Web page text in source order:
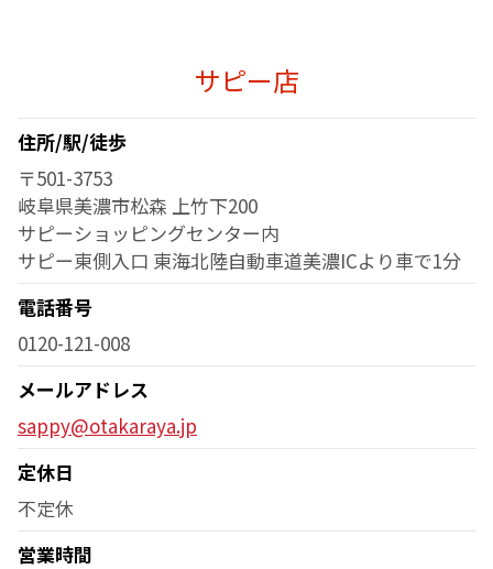
サピー店
住所/駅/徒歩
〒501-3753
岐阜県美濃市松森 上竹下200
サピーショッピングセンター内
サピー東側入口 東海北陸自動車道美濃ICより車で1分
電話番号
0120-121-008
メールアドレス
sappy@otakaraya.jp
定休日
不定休
営業時間